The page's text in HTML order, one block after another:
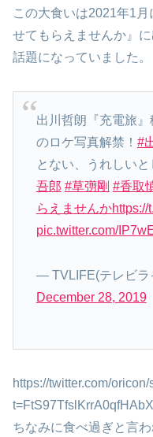
この大食いは2021年1
せてもらえませんか』
話題になっていました。
出川哲朗『充電旅
のロケ写真解禁！ #
とない、うれしいと
吾郎 #草彅剛 #香取
らえませんかhttps://
pic.twitter.com/
— TVLIFE(テレビラ
December 28, 2019
https://twitter.com/
ちなみに食べ過ぎと言